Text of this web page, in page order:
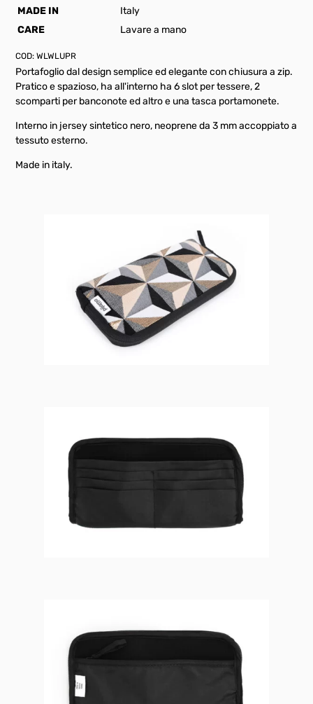
MADE IN
Italy
CARE
Lavare a mano
COD:WLWLUPR
Portafoglio dal design semplice ed elegante con chiusura a zip.
Pratico e spazioso, ha all'interno ha 6 slot per tessere, 2
scomparti per banconote ed altro e una tasca portamonete.
Interno in jersey sintetico nero, neoprene da 3 mm accoppiato a
tessuto esterno.
Made in italy.